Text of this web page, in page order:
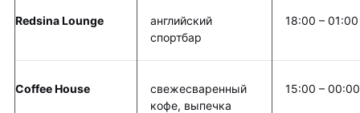
Redsina Lounge
английский
спортбар
18:00 – 01:00
Coffee House
свежесваренный
кофе, выпечка
15:00 – 00:00